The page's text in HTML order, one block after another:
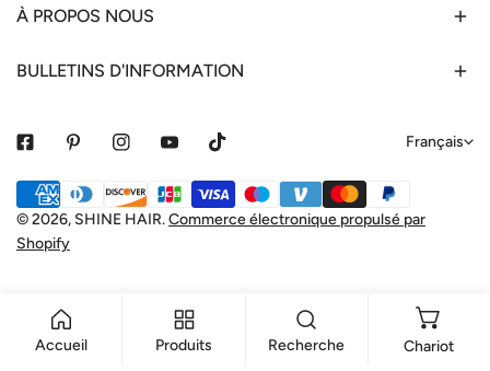
À PROPOS NOUS
BULLETINS D'INFORMATION
L
n
e
Français
© 2026, SHINE HAIR.Commerce électronique propulsé par
Shopify
Méthodes
de
payement
Accueil Produits Recherche Chariot